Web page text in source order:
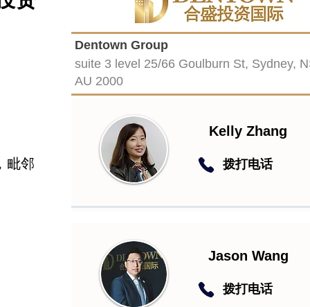
毗邻
Dentown Group
suite 3 level 25/66 Goulburn St, Sydney,
AU 2000
Kelly Zhang
​拨打电话
Jason Wang
​拨打电话